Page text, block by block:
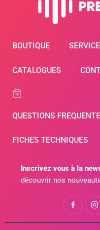
BOUTIQUE
CATALOGUES
QUESTIONS
FICHES TECHNIQUES
Inscrivez vous à la
découvrir nos